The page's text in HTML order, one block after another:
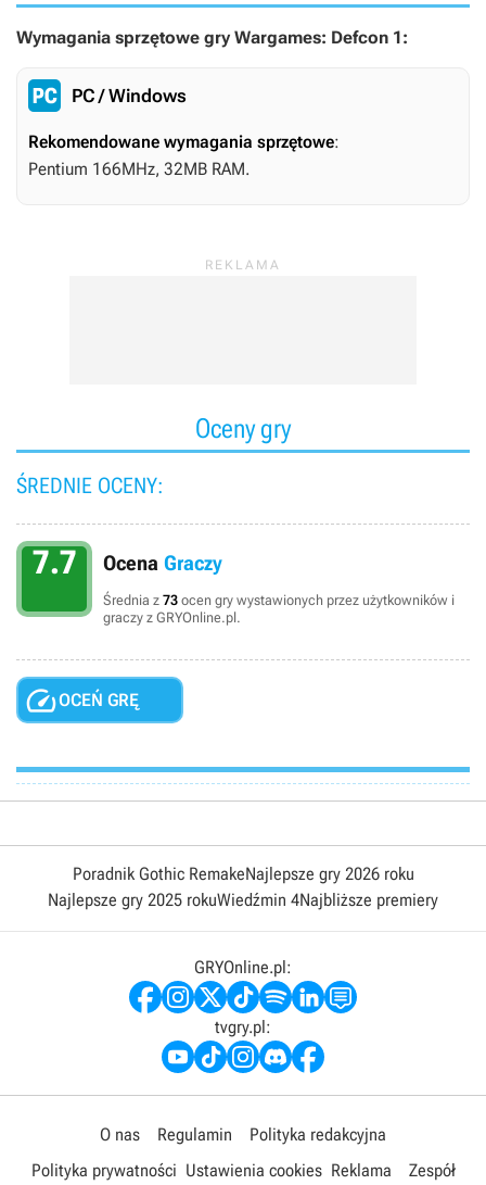
Wymagania sprzętowe gry Wargames: Defcon 1:
PC / Windows
Rekomendowane wymagania sprzętowe:
Pentium 166MHz, 32MB RAM.
Oceny gry
ŚREDNIE OCENY:
7.7 Ocena Graczy
Średnia z 73 ocen gry wystawionych przez użytkowników i
graczy z GRYOnline.pl.
OCEŃ GRĘ
Poradnik Gothic RemakeNajlepsze gry 2026 roku
Najlepsze gry 2025 rokuWiedźmin 4Najbliższe premiery
GRYOnline.pl:
tvgry.pl:
O nas Regulamin
Polityka redakcyjna
Polityka prywatności Ustawienia cookies Reklama Zespół